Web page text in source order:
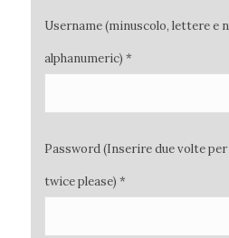
Username (minuscolo, lettere e
alphanumeric) *
Password (Inserire due volte
twice please) *